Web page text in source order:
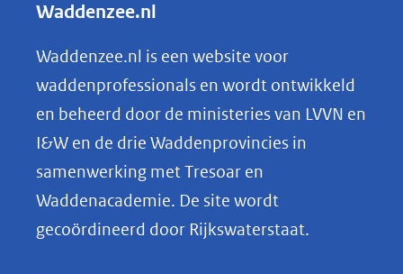
e
n
o
p
k
e
Waddenzee.nl
Waddenzee.nl is een website voor
waddenprofessionals en wordt ontwikkeld
en beheerd door de ministeries van LVVN en
I&W en de drie Waddenprovincies in
samenwerking met Tresoar en
Waddenacademie. De site wordt
gecoördineerd door Rijkswaterstaat.